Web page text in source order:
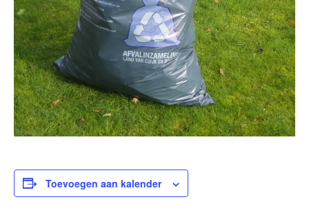
Toevoegen aan kalender